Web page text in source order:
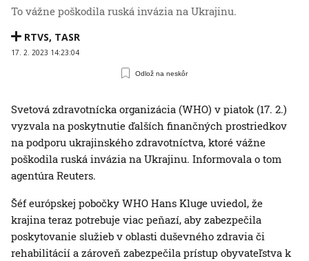
To vážne poškodila ruská invázia na Ukrajinu.
RTVS, TASR
17. 2. 2023 14:23:04
Odlož na neskôr
Svetová zdravotnícka organizácia (WHO) v piatok (17. 2.)
vyzvala na poskytnutie ďalších finančných prostriedkov
na podporu ukrajinského zdravotníctva, ktoré vážne
poškodila ruská invázia na Ukrajinu. Informovala o tom
agentúra Reuters.
Šéf európskej pobočky WHO Hans Kluge uviedol, že
krajina teraz potrebuje viac peňazí, aby zabezpečila
poskytovanie služieb v oblasti duševného zdravia či
rehabilitácií a zároveň zabezpečila prístup obyvateľstva k